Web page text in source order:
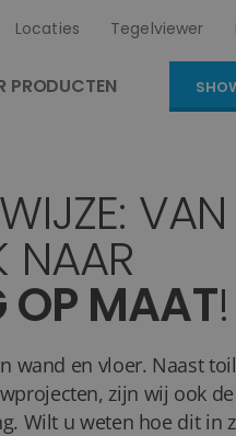
Locaties Tegelviewer
PRODUCTEN
VAN
NAAR
OP MAAT!
wand en vloer. Naast
zijn wij ook
Wilt u weten hoe dit in